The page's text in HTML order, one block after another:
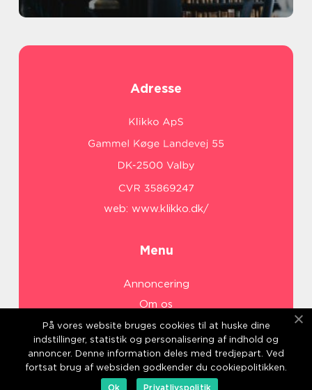
Adresse
web: www.klikko.dk/
Menu
Annoncering
Om os
Cookies
Kontakt os
Sitemap
På vores website bruges cookies til at huske dine
indstillinger, statistik og personalisering af indhold og
annoncer. Denne information deles med tredjepart. Ved
fortsat brug af websiden godkender du cookiepolitikken.
Ok
Privatlivspolitik